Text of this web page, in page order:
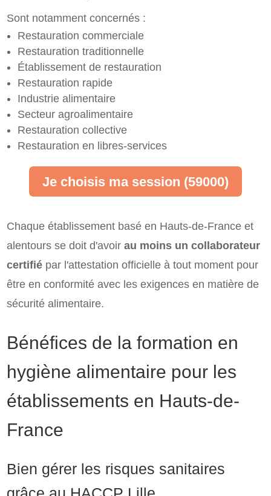
Sont notamment concernés :
Restauration commerciale
Restauration traditionnelle
Établissement de restauration
Restauration rapide
Industrie alimentaire
Secteur agroalimentaire
Restauration collective
Restauration en libres-services
Je choisis ma session (59000)
Chaque établissement basé en Hauts-de-France et
alentours se doit d'avoirau moins un collaborateur
certifié par l'attestation officielle à tout moment pour
être en conformité avec les exigences en matière de
sécurité alimentaire.
Bénéfices de la formation en
hygiène alimentaire pour les
établissements en Hauts-de-
France
Bien gérer les risques sanitaires